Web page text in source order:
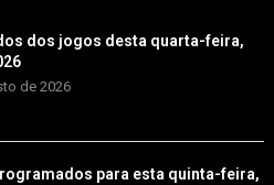
dos jogos desta quarta-feira,
de 2026
para esta quinta-feira,